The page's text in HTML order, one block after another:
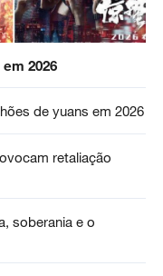
2026
de yuans em 2026
retaliação
soberania e o